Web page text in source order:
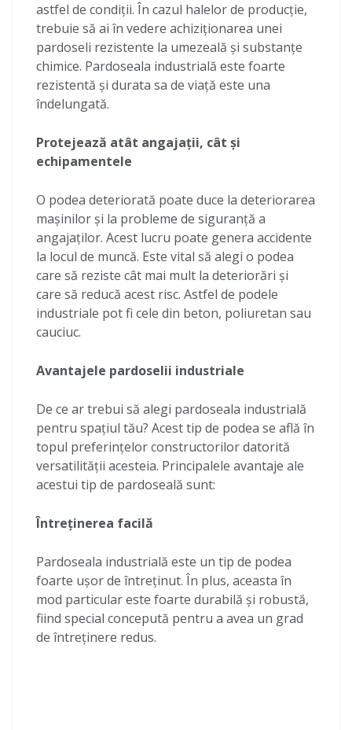
astfel de condiții. În cazul halelor de producție,
trebuie să ai în vedere achiziționarea unei
pardoseli rezistente la umezeală și substanțe
chimice. Pardoseala industrială este foarte
rezistentă și durata sa de viață este una
îndelungată.
Protejează atât angajații, cât și
echipamentele
O podea deteriorată poate duce la deteriorarea
mașinilor și la probleme de siguranță a
angajaților. Acest lucru poate genera accidente
la locul de muncă. Este vital să alegi o podea
care să reziste cât mai mult la deteriorări și
care să reducă acest risc. Astfel de podele
industriale pot fi cele din beton, poliuretan sau
cauciuc.
Avantajele pardoselii industriale
De ce ar trebui să alegi pardoseala industrială
pentru spațiul tău? Acest tip de podea se află în
topul preferințelor constructorilor datorită
versatilității acesteia. Principalele avantaje ale
acestui tip de pardoseală sunt:
Întreținerea facilă
Pardoseala industrială este un tip de podea
foarte ușor de întreținut. În plus, aceasta în
mod particular este foarte durabilă și robustă,
fiind special concepută pentru a avea un grad
de întreținere redus.